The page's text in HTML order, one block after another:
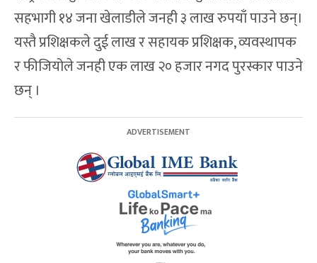
सहभागी १४ जना खेलाडीले जनही ३ लाख रुपयाँ पाउने छन्।
यस्तै प्रशिक्षकले दुई लाख र सहायक प्रशिक्षक, व्यवस्थापक
र फीजियोले जनही एक लाख २० हजार नगद पुरस्कार पाउने
छन् ।